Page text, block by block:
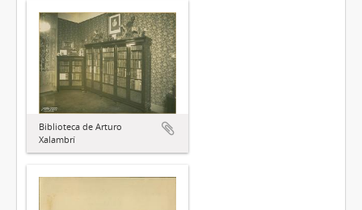
Biblioteca de Arturo
Xalambrí